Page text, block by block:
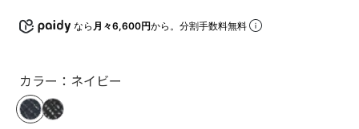
なら 月々6,600円から。分割手数料無料
カラー：ネイビー